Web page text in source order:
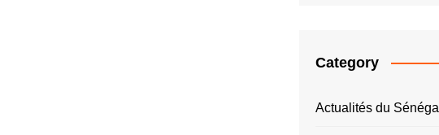
Category
Actualités du Sénégal